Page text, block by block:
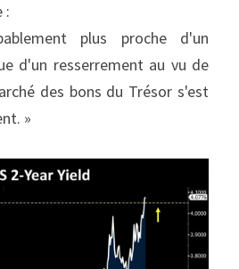
:
plus proche d'un
d'un resserrement au vu de
des bons du Trésor s'est
»